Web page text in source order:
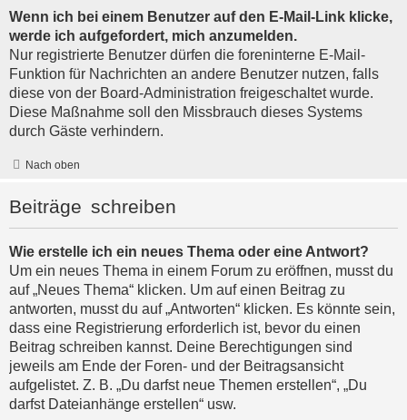
Wenn ich bei einem Benutzer auf den E-Mail-Link klicke,
werde ich aufgefordert, mich anzumelden.
Nur registrierte Benutzer dürfen die foreninterne E-Mail-
Funktion für Nachrichten an andere Benutzer nutzen, falls
diese von der Board-Administration freigeschaltet wurde.
Diese Maßnahme soll den Missbrauch dieses Systems
durch Gäste verhindern.
Nach oben
Beiträge schreiben
Wie erstelle ich ein neues Thema oder eine Antwort?
Um ein neues Thema in einem Forum zu eröffnen, musst du
auf „Neues Thema“ klicken. Um auf einen Beitrag zu
antworten, musst du auf „Antworten“ klicken. Es könnte sein,
dass eine Registrierung erforderlich ist, bevor du einen
Beitrag schreiben kannst. Deine Berechtigungen sind
jeweils am Ende der Foren- und der Beitragsansicht
aufgelistet. Z. B. „Du darfst neue Themen erstellen“, „Du
darfst Dateianhänge erstellen“ usw.